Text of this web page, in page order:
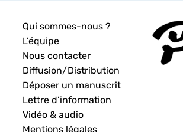
Qui sommes-nous ?
L’équipe
Nous contacter
Diffusion/Distribution
Déposer un manuscrit
Lettre d’information
Vidéo & audio
Mentions légales